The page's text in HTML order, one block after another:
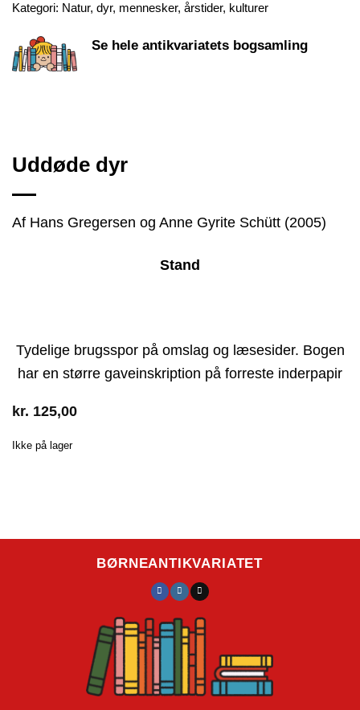
Kategori: Natur, dyr, mennesker, årstider, kulturer
Se hele antikvariatets bogsamling
Uddøde dyr
Af Hans Gregersen og Anne Gyrite Schütt (2005)
Stand
Tydelige brugsspor på omslag og læsesider. Bogen
har en større gaveinskription på forreste inderpapir
kr. 125,00
Ikke på lager
BØRNEANTIKVARIATET